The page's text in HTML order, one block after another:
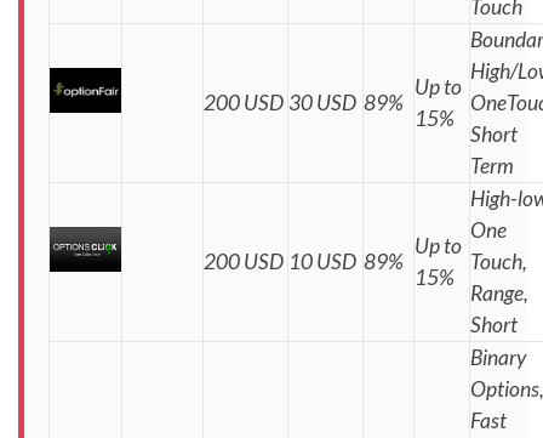
Touch
200 USD 30 USD 89%
Up to
15%
High/
Short
Term
200 USD 10 USD 89%
Up to
15%
High-
One
Touch,
Range,
Short
Binary
Options,
Fast